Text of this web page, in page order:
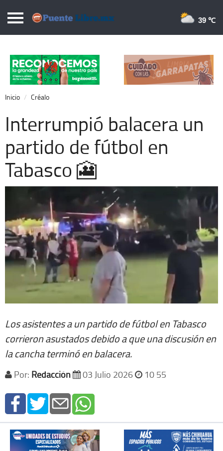
Puentelibre.mx
Local
Nacional
Opinión
Cronos
Economía
Espectáculos
39 ℃
Inicio Créalo
Interrumpió balacera un
partido de fútbol en
Tabasco 🎦
Los asistentes a un partido de fútbol en Tabasco
corrieron asustados debido a que una discusión en
la cancha terminó en balacera.
Por: Redacción 03 Julio 2026 10 55